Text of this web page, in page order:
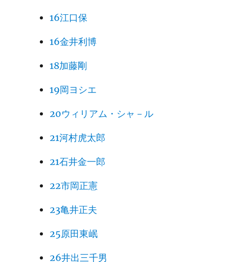
16江口保
16金井利博
18加藤剛
19岡ヨシエ
20ウィリアム・シャ－ル
21河村虎太郎
21石井金一郎
22市岡正憲
23亀井正夫
25原田東岷
26井出三千男